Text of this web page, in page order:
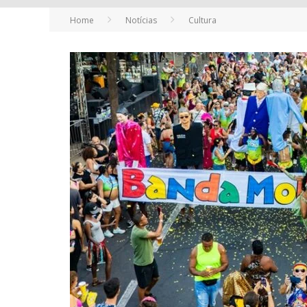
YAN TRAZ A TURNÊ NACIONAL DO
Home Notícias Cultura